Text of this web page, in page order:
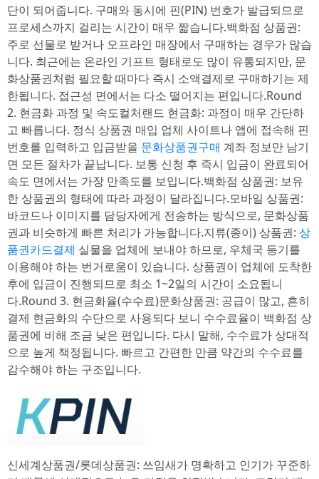
단이 되어줍니다. 구매와 동시에 핀(PIN) 번호가 발급되므로
프로세스까지 걸리는 시간이 매우 짧습니다.백화점 상품권:
주로 선물로 받거나 오프라인 매장에서 구매하는 경우가 많습
니다. 최근에는 온라인 기프트 형태로도 많이 유통되지만, 문
화상품권처럼 필요할 때마다 즉시 소액결제로 구매하기는 제
한됩니다. 접근성 면에서는 다소 떨어지는 편입니다.Round
2. 현금화 과정 및 속도컬처랜드 현금화: 과정이 매우 간단하
고 빠릅니다. 정식 상품권 매입 업체 사이트나 앱에 접속해 핀
번호를 입력하고 입금받을 문화상품권구매 계좌 정보만 남기
면 모든 절차가 끝납니다. 보통 신청 후 즉시 입금이 완료되어
속도 면에서는 가장 만족도를 보입니다.백화점 상품권: 보유
한 상품권의 형태에 따라 과정이 달라집니다.모바일 상품권:
바코드나 이미지를 담당자에게 전송하는 방식으로, 문화상품
권과 비슷하게 빠른 처리가 가능합니다.지류(종이) 상품권: 상
품권카드결제 실물을 업체에 보내야 하므로, 우체국 등기를
이용해야 하는 번거로움이 있습니다. 상품권이 업체에 도착한
후에 입금이 진행되므로 최소 1~2일의 시간이 소요됩니
다.Round 3. 현금화율(수수료)문화상품권: 공급이 많고, 흔히
결제 현금화의 수단으로 사용되다 보니 수수료율이 백화점 상
품권에 비해 조금 낮은 편입니다. 다시 말해, 수수료가 상대적
으로 높게 책정됩니다. 빠르고 간편한 만큼 약간의 수수료를
감수해야 하는 구조입니다.
신세계상품권/롯데상품권: 쓰임새가 명확하고 인기가 꾸준하